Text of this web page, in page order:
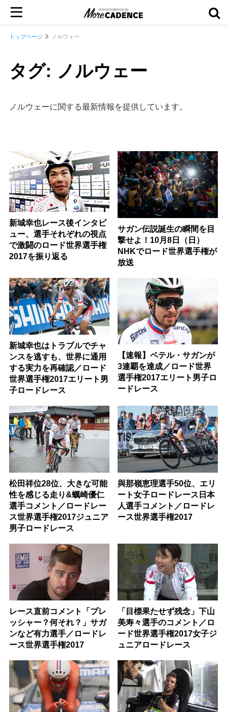
トップページ ノルウェー
タグ: ノルウェー
ノルウェーに関する最新情報を提供しています。
新城幸也レース後インタビ
ュー、選手それぞれの視点
で激闘のロード世界選手権
2017を振り返る
サガン伝説誕生の瞬間を目
撃せよ！10月8日（日）
NHKでロード世界選手権が
放送
新城幸也はトラブルでチャ
ンスを逃すも、世界に通用
する実力を再確認／ロード
世界選手権2017エリート男
子ロードレース
【速報】ペテル・サガンが
3連覇を達成／ロード世界
選手権2017エリート男子ロ
ードレース
松田祥位28位、大きな可能
性を感じる走り&蠣崎優仁
選手コメント／ロードレー
ス世界選手権2017ジュニア
男子ロードレース
與那嶺恵理選手50位、エリ
ート女子ロードレース日本
人選手コメント／ロードレ
ース世界選手権2017
レース直前コメント「プレ
ッシャー？何それ？」サガ
ンなど有力選手／ロードレ
ース世界選手権2017
「目標果たせず残念」下山
美寿々選手のコメント／ロ
ード世界選手権2017女子ジ
ュニアロードレース